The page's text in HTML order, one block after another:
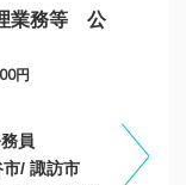
業務等 公
円
員
市/ 諏訪市